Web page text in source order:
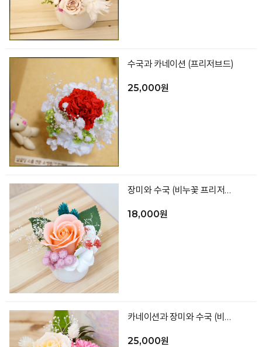
수국과 카네이션 (프리저브드)
25,000원
장미와 수국 (비누꽃 프리저브드)
18,000원
카네이션과 장미와 수국 (비누꽃 프리저브드)
25,000원